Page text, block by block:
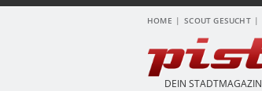
HOME SCOUT GESUCHT
DEIN STADTMAGAZIN